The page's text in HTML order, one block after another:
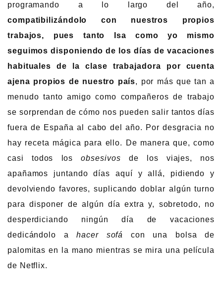
programando a lo largo del año,
compatibilizándolo con nuestros propios
trabajos, pues tanto Isa como yo mismo
seguimos disponiendo de los días de vacaciones
habituales de la clase trabajadora por cuenta
ajena propios de nuestro país, por más que tan a
menudo tanto amigo como compañeros de trabajo
se sorprendan de cómo nos pueden salir tantos días
fuera de España al cabo del año. Por desgracia no
hay receta mágica para ello. De manera que, como
casi todos losobsesivos de los viajes, nos
apañamos juntando días aquí y allá, pidiendo y
devolviendo favores, suplicando doblar algún turno
para disponer de algún día extra y, sobretodo, no
desperdiciando ningún día de vacaciones
dedicándolo ahacer sofá
con una bolsa de
palomitas en la mano mientras se mira una película
de Netflix.